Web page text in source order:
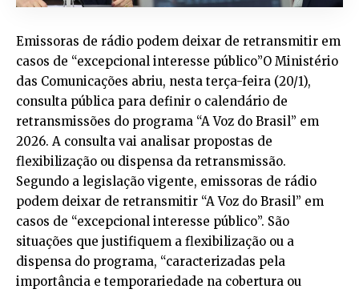
Emissoras de rádio podem deixar de retransmitir em
casos de “excepcional interesse público”O Ministério
das Comunicações abriu, nesta terça-feira (20/1),
consulta pública para definir o calendário de
retransmissões do programa “A Voz do Brasil” em
2026. A consulta vai analisar propostas de
flexibilização ou dispensa da retransmissão.
Segundo a legislação vigente, emissoras de rádio
podem deixar de retransmitir “A Voz do Brasil” em
casos de “excepcional interesse público”. São
situações que justifiquem a flexibilização ou a
dispensa do programa, “caracterizadas pela
importância e temporariedade na cobertura ou